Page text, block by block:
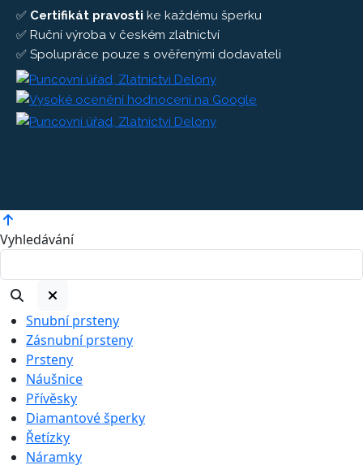
✅ Certifikát pravosti ke každému šperku
✅ Ruční výroba v českém zlatnictví
✅ Spolupráce pouze s ověřenými dodavateli
Vyhledávání
Snubní prsteny
Zásnubní prsteny
Prsteny
Náušnice
Přívěsky
Diamantové šperky
Řetízky
Náramky